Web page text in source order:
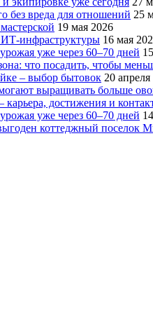
без вреда для отношений 25
19 мая 2026
ИТ-инфраструктуры 16 мая
уже через 60–70 дней
что посадить, чтобы
– выбор бытовок 20
выращивать больше
достижения и
уже через 60–70 дней
коттеджный поселок